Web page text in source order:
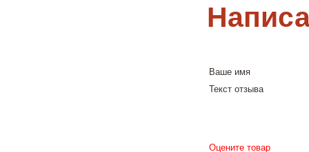
Ваше имя
Текст отзыва
Оцените товар